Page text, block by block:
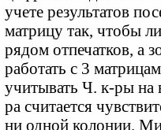
учете результатов
матрицу так, чтобы
рядом отпечатков, а
работать с 3
учитывать Ч. к-ры на
ра считается
ни одной колонии.